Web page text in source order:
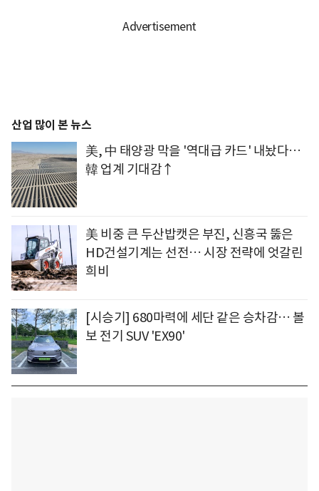
산업 많이 본 뉴스
美, 中 태양광 막을 '역대급 카드' 내놨다…
韓 업계 기대감↑
美 비중 큰 두산밥캣은 부진, 신흥국 뚫은
HD건설기계는 선전… 시장 전략에 엇갈린
희비
[시승기] 680마력에 세단 같은 승차감… 볼
보 전기 SUV 'EX90'